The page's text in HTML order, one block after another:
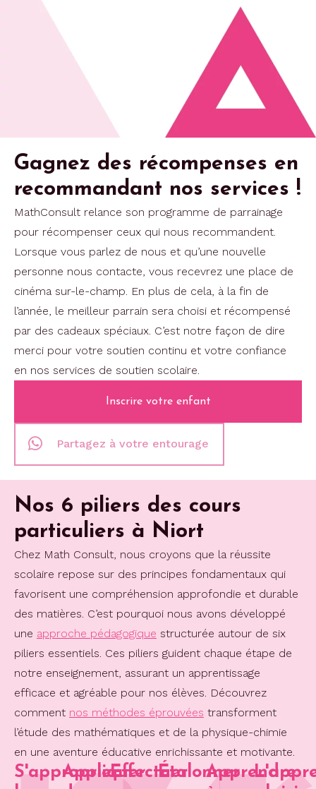
Gagnez des récompenses en
recommandant nos services !
MathConsult relance son programme de parrainage
pour récompenser ceux qui nous recommandent.
Lorsque vous parlez de nous et qu’une nouvelle
personne nous contacte, vous recevrez une place de
cinéma sur-le-champ. En plus de cela, à la fin de
l’année, le meilleur parrain sera choisi et récompensé
par des cadeaux spéciaux. C’est notre façon de dire
merci pour votre soutien continu et votre confiance
en nos services de soutien scolaire.
Inscrire votre enfant
Partagez à votre entourage
Nos 6 piliers des cours
particuliers à Niort
Chez Math Consult, nous croyons que la réussite
scolaire repose sur des principes fondamentaux qui
favorisent une compréhension approfondie et durable
des matières. C’est pourquoi nous avons développé
une approche pédagogique structurée autour de six
piliers essentiels. Ces piliers guident chaque étape de
notre enseignement, assurant un apprentissage
efficace et agréable pour nos élèves. Découvrez
comment nos méthodes éprouvées transforment
l’étude des mathématiques et de la physique-chimie
en une aventure éducative enrichissante et motivante.
S'approprier
AppliquerEffectuerÉtalonnerApprendre